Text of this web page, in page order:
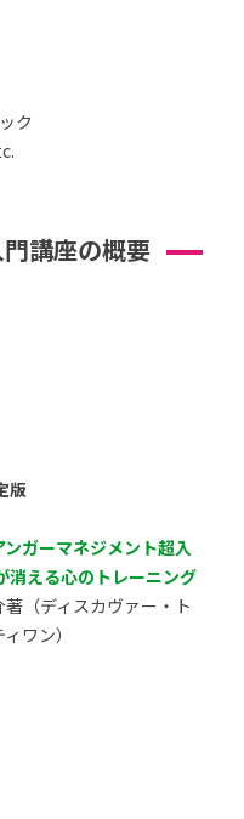
ク
講座の概要
版
ガーマネジメント超入
消える心のトレーニング
（ディスカヴァー・ト
ワン）